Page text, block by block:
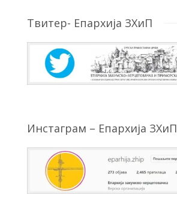
Твитер- Епархија ЗХиП
Инстаграм – Епархија ЗХиП